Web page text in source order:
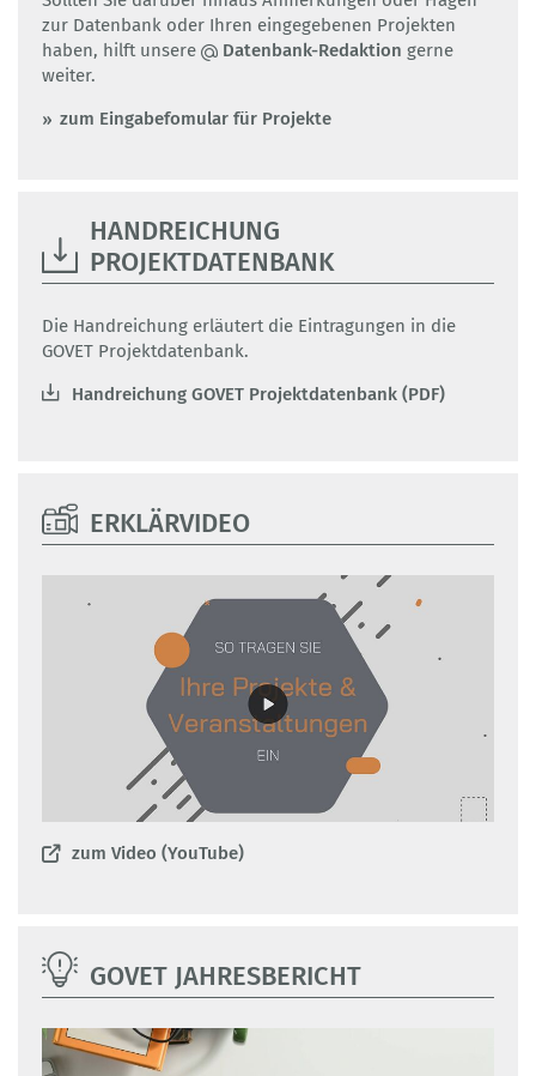
zur Datenbank oder Ihren eingegebenen Projekten
haben, hilft unsere
Datenbank-Redaktion gerne
weiter.
zum Eingabefomular für Projekte
HANDREICHUNG
PROJEKTDATENBANK
Die Handreichung erläutert die Eintragungen in die
GOVET Projektdatenbank.
Handreichung GOVET Projektdatenbank (PDF)
ERKLÄRVIDEO
zum Video (YouTube)
GOVET JAHRESBERICHT